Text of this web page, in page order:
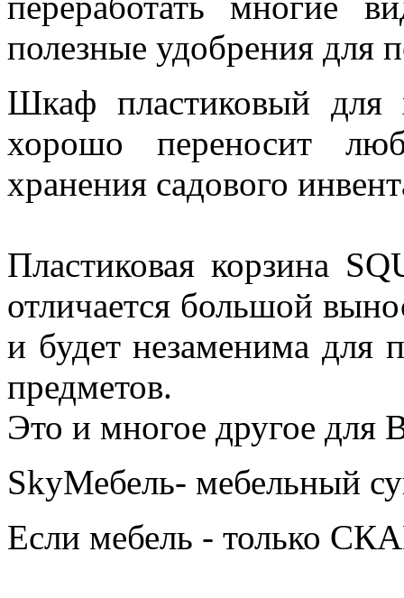
полезные удобрения для
Шкаф пластиковый для
хорошо переносит
хранения садового
Пластиковая корзина
отличается большой
и будет незаменима для
предметов.
Это и многое другое для
SkyМебель- мебельный
Если мебель - только